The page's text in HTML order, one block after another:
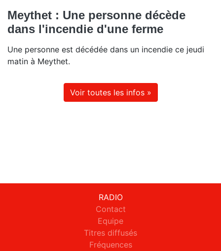
Meythet : Une personne décède
dans l'incendie d'une ferme
Une personne est décédée dans un incendie ce jeudi
matin à Meythet.
Voir toutes les infos »
RADIO
Contact
Equipe
Titres diffusés
Fréquences